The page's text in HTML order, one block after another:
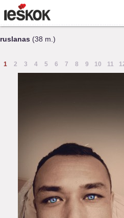
ruslanas (38 m.)
1 2 3 4 5 6 7 8 9 10 11